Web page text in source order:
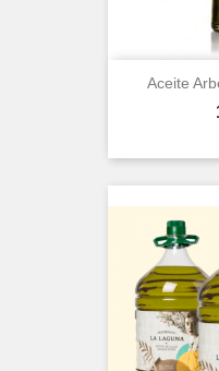
Aceite